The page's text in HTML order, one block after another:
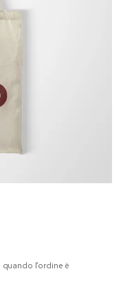
l’ordine è